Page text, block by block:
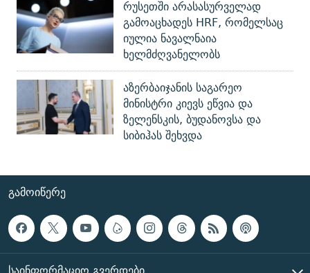
რუსეთში არასასურველად
გამოაცხადეს HRF, რომელსაც
იულია ნავალნაია
ხელმძღვანელობს
აზერბაიჯანის საგარეო
მინისტრი კიევს ეწვია და
ზელენსკის, ბუდანოვსა და
სიბიჰას შეხვდა
ᲒᲐᲛᲝᲘᲬᲔᲠᲔ